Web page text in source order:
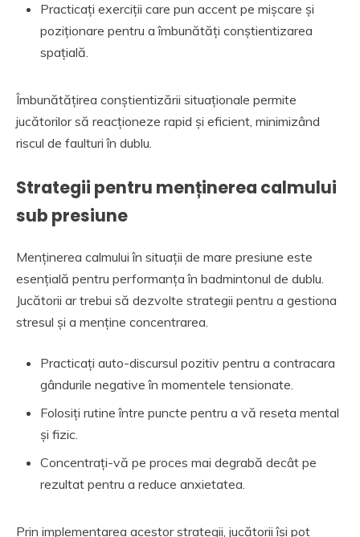
Practicați exerciții care pun accent pe mișcare și
poziționare pentru a îmbunătăți conștientizarea
spațială.
Îmbunătățirea conștientizării situaționale permite
jucătorilor să reacționeze rapid și eficient, minimizând
riscul de faulturi în dublu.
Strategii pentru menținerea calmului
sub presiune
Menținerea calmului în situații de mare presiune este
esențială pentru performanța în badmintonul de dublu.
Jucătorii ar trebui să dezvolte strategii pentru a gestiona
stresul și a menține concentrarea.
Practicați auto-discursul pozitiv pentru a contracara
gândurile negative în momentele tensionate.
Folosiți rutine între puncte pentru a vă reseta mental
și fizic.
Concentrați-vă pe proces mai degrabă decât pe
rezultat pentru a reduce anxietatea.
Prin implementarea acestor strategii, jucătorii își pot